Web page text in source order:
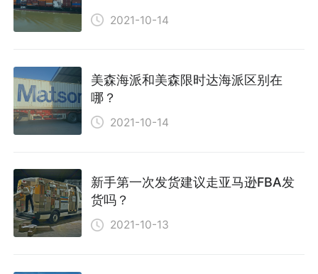
2021-10-14
美森海派和美森限时达海派区别在
哪？
2021-10-14
新手第一次发货建议走亚马逊FBA发
货吗？
2021-10-13